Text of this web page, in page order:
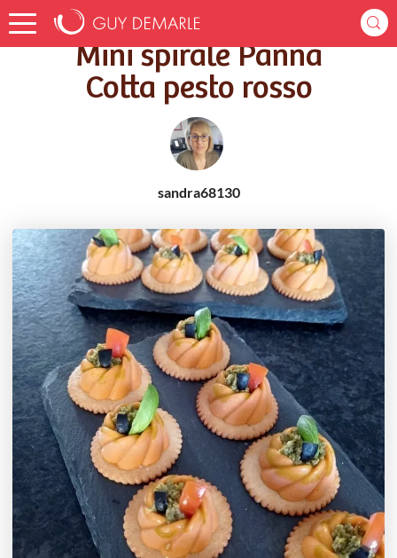
Accueil Recettes Mini spirale Panna Cotta pesto rosso
Mini spirale Panna
Cotta pesto rosso
sandra68130